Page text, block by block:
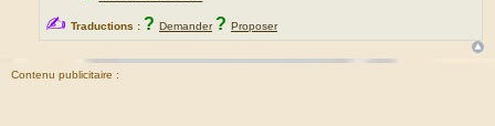
✍ Traductions : ? Demander ? Proposer
Contenu publicitaire :